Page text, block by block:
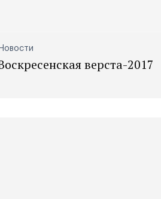
Новости
верста-2017